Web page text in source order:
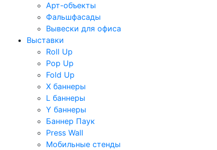
Арт-объекты
Фальшфасады
Вывески для офиса
Выставки
Roll Up
Pop Up
Fold Up
Х баннеры
L баннеры
Y баннеры
Баннер Паук
Press Wall
Мобильные стенды